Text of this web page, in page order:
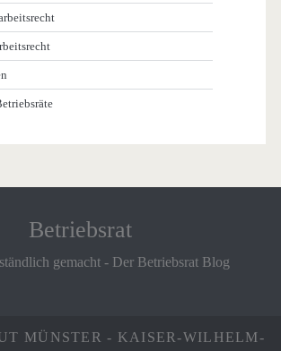
Betriebsrat
gemacht - Der Betriebsrat Blog
MÜNSTER - KAISER-WILHELM-